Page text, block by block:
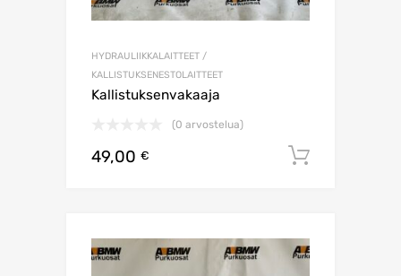
HYDRAULIIKKALAITTEET /
KALLISTUKSENESTOLAITTEET
Kallistuksenvakaaja
(0 arvostelua)
49,00 €